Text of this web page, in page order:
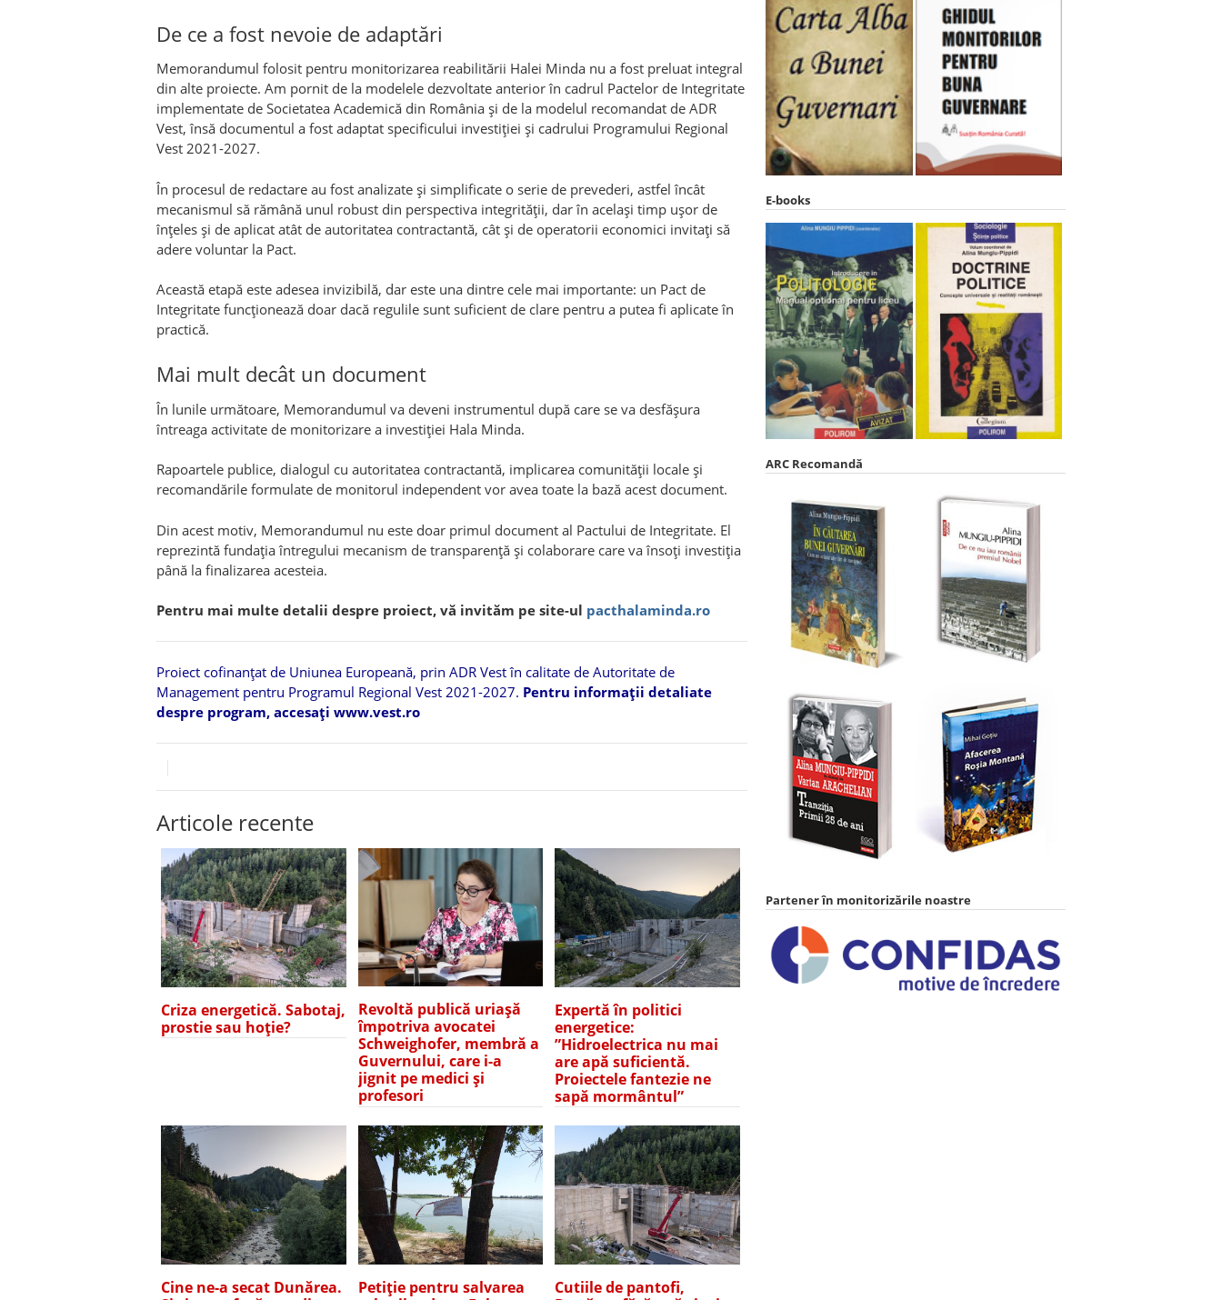
De ce a fost nevoie de adaptări
Memorandumul folosit pentru monitorizarea reabilitării Halei Minda nu a fost preluat integral
din alte proiecte. Am pornit de la modelele dezvoltate anterior în cadrul Pactelor de Integritate
implementate de Societatea Academică din România și de la modelul recomandat de ADR
Vest, însă documentul a fost adaptat specificului investiției și cadrului Programului Regional
Vest 2021-2027.
În procesul de redactare au fost analizate și simplificate o serie de prevederi, astfel încât
mecanismul să rămână unul robust din perspectiva integrității, dar în același timp ușor de
înțeles și de aplicat atât de autoritatea contractantă, cât și de operatorii economici invitați să
adere voluntar la Pact.
Această etapă este adesea invizibilă, dar este una dintre cele mai importante: un Pact de
Integritate funcționează doar dacă regulile sunt suficient de clare pentru a putea fi aplicate în
practică.
Mai mult decât un document
În lunile următoare, Memorandumul va deveni instrumentul după care se va desfășura
întreaga activitate de monitorizare a investiției Hala Minda.
Rapoartele publice, dialogul cu autoritatea contractantă, implicarea comunității locale și
recomandările formulate de monitorul independent vor avea toate la bază acest document.
Din acest motiv, Memorandumul nu este doar primul document al Pactului de Integritate. El
reprezintă fundația întregului mecanism de transparență și colaborare care va însoți investiția
până la finalizarea acesteia.
Pentru mai multe detalii despre proiect, vă invităm pe site-ul pacthalaminda.ro
Proiect cofinanțat de Uniunea Europeană, prin ADR Vest în calitate de Autoritate de
Management pentru Programul Regional Vest 2021-2027. Pentru informații detaliate
despre program, accesați www.vest.ro
Articole recente
Criza energetică. Sabotaj,
prostie sau hoție?
Revoltă publică uriașă
împotriva avocatei
Schweighofer, membră a
Guvernului, care i-a
jignit pe medici și
profesori
Expertă în politici
energetice:
”Hidroelectrica nu mai
are apă suficientă.
Proiectele fantezie ne
sapă mormântul”
Cine ne-a secat Dunărea.
Petiție pentru salvarea
Cutiile de pantofi,
E-books
ARC Recomandă
Partener în monitorizările noastre